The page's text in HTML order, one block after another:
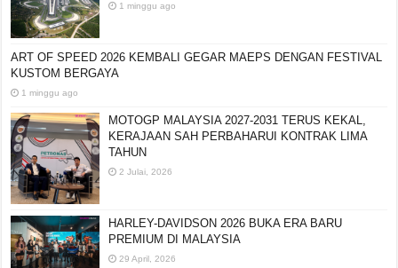
1 minggu ago
ART OF SPEED 2026 KEMBALI GEGAR MAEPS DENGAN FESTIVAL
KUSTOM BERGAYA
1 minggu ago
MOTOGP MALAYSIA 2027-2031 TERUS KEKAL,
KERAJAAN SAH PERBAHARUI KONTRAK LIMA
TAHUN
2 Julai, 2026
HARLEY-DAVIDSON 2026 BUKA ERA BARU
PREMIUM DI MALAYSIA
29 April, 2026